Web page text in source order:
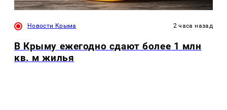
Новости Крыма 2 часа назад
В Крыму ежегодно сдают более 1 млн
кв. м жилья